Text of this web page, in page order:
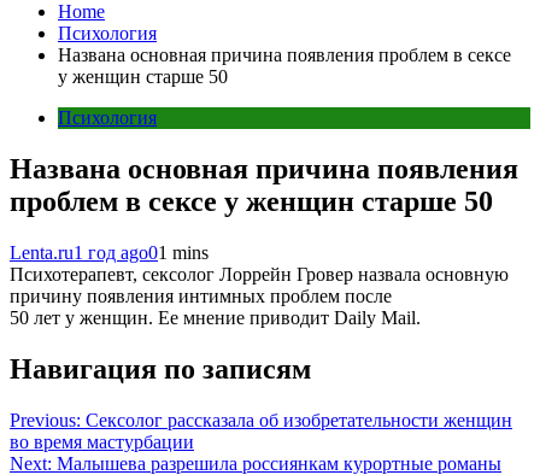
Home
Психология
Названа основная причина появления проблем в сексе
у женщин старше 50
Психология
Названа основная причина появления
проблем в сексе у женщин старше 50
Lenta.ru1 год ago01 mins
Психотерапевт, сексолог Лоррейн Гровер назвала основную
причину появления интимных проблем после
50 лет у женщин. Ее мнение приводит Daily Mail.
Навигация по записям
Previous: Сексолог рассказала об изобретательности женщин
во время мастурбации
Next: Малышева разрешила россиянкам курортные романы